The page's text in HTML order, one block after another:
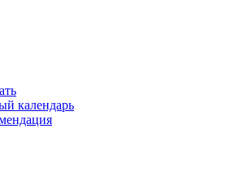
календарь